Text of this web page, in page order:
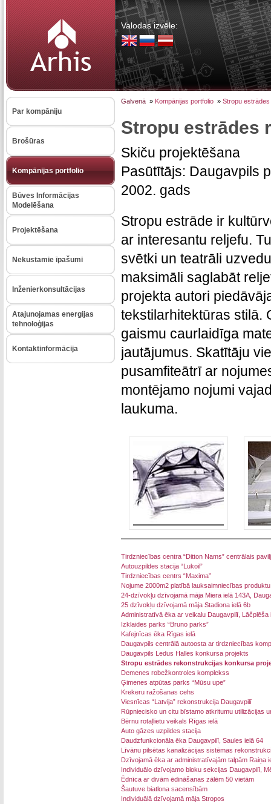
Valodas izvēle:
Par kompāniju
Brošūras
Kompānijas portfolio
Būves Informācijas
Modelēšana
Projektēšana
Nekustamie īpašumi
Inženierkonsultācijas
Atajunojamas energijas
tehnoloģijas
Kontaktinformācija
Galvenā » Kompānijas portfolio » Stropu
Stropu estrādes
Skiču projektēšana
Pasūtītājs: Daugavpils
2002. gads
Stropu estrāde ir
ar interesantu reljefu.
svētki un teatrāli
maksimāli saglabāt
projekta autori
tekstilarhitektūras stilā.
gaismu caurlaidīga
jautājumus. Skatītāju
pusamfiteātrī ar
montējamo nojumi
laukuma.
Tirdzniecības centra “Ditton Nams” centrālais
Autouzpildes stacija “Lukoil”
Tirdzniecības centrs “Maxima”
Nojume 2000m2 platībā lauksaimniecības
24-dzīvokļu dzīvojamā māja Miera ielā 143A,
25 dzīvokļu dzīvojamā māja Stadiona ielā 6b
Administratīvā ēka ar veikalu Daugavpilī, Lāčplēša
Izklaides parks “Bruno parks”
Kafejnīcas ēka Rīgas ielā
Daugavpils centrālā autoosta ar tirdzniecības
Daugavpils Ledus Halles konkursa projekts
Stropu estrādes rekonstrukcijas konkursa
Demenes robežkontroles komplekss
Ģimenes atpūtas parks “Mūsu upe”
Krekeru ražošanas cehs
Viesnīcas “Latvija” rekonstrukcija Daugavpilī
Rūpniecisko un citu bīstamo atkritumu utilizācijas
Bērnu rotaļlietu veikals Rīgas ielā
Auto gāzes uzpildes stacija
Daudzfunkcionāla ēka Daugavpilī, Saules ielā 64
Līvānu pilsētas kanalizācijas sistēmas
Dzīvojamā ēka ar administratīvajām talpām Raiņa
Individuālo dzīvojamo bloku sekcijas Daugavpilī,
Ēdnīca ar divām ēdināšanas zālēm 50 vietām
Šautuve biatlona sacensībām
Individuālā dzīvojamā māja Stropos